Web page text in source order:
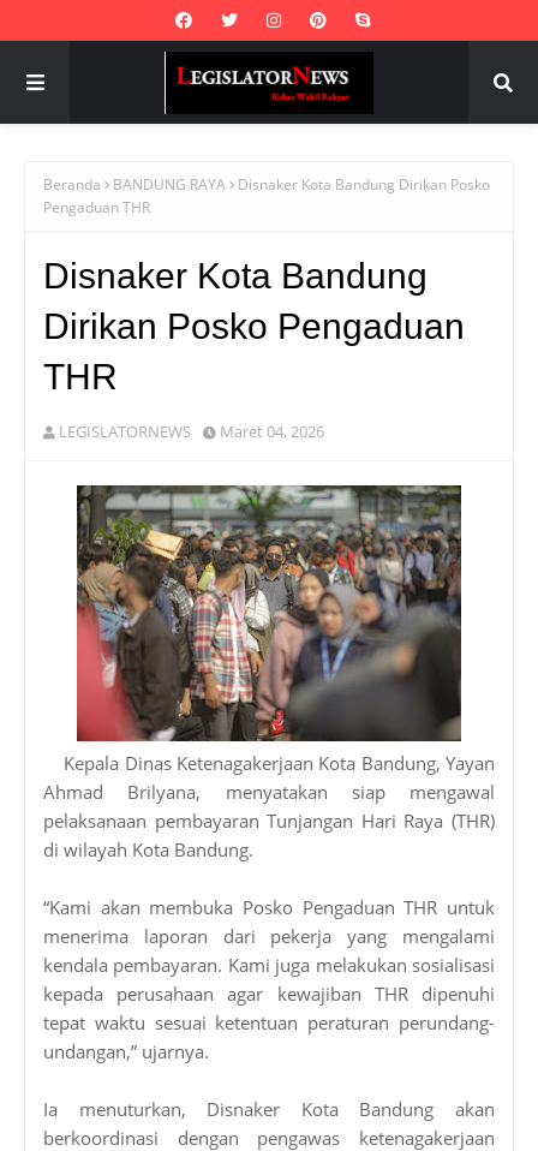
Beranda BANDUNG RAYA
Disnaker Kota Bandung Dirikan Posko
Pengaduan THR
Disnaker Kota Bandung
Dirikan Posko Pengaduan
THR
LEGISLATORNEWS Maret 04, 2026
Kepala Dinas Ketenagakerjaan Kota Bandung, Yayan
Ahmad Brilyana, menyatakan siap mengawal
pelaksanaan pembayaran Tunjangan Hari Raya (THR)
di wilayah Kota Bandung.
“Kami akan membuka Posko Pengaduan THR untuk
menerima laporan dari pekerja yang mengalami
kendala pembayaran. Kami juga melakukan sosialisasi
kepada perusahaan agar kewajiban THR dipenuhi
tepat waktu sesuai ketentuan peraturan perundang-
undangan,” ujarnya.
Ia menuturkan, Disnaker Kota Bandung akan
berkoordinasi dengan pengawas ketenagakerjaan